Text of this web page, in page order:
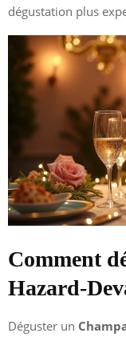
dégustation plus
Comment
Hazard-
Déguster un